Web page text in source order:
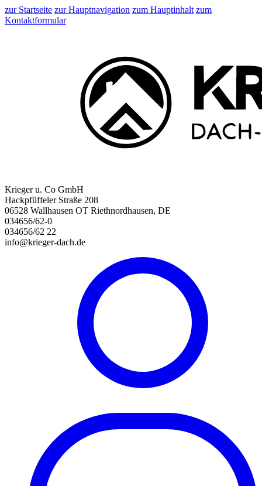
zur Startseite zur Hauptnavigation zum Hauptinhalt zum
Kontaktformular
Krieger u. Co GmbH
Hackpfüffeler Straße 208
06528 Wallhausen OT Riethnordhausen, DE
034656/62-0
034656/62 22
info@krieger-dach.de